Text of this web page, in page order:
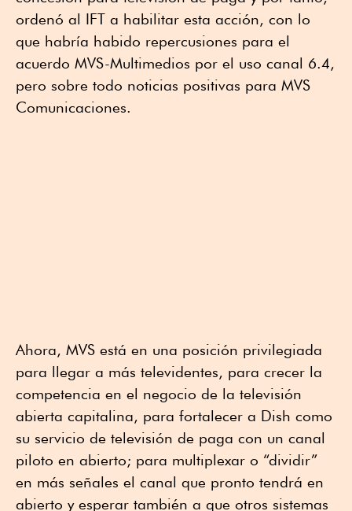
ordenó al IFT a habilitar esta acción, con lo
que habría habido repercusiones para el
acuerdo MVS-Multimedios por el uso canal 6.4,
pero sobre todo noticias positivas para MVS
Comunicaciones.
Ahora, MVS está en una posición privilegiada
para llegar a más televidentes, para crecer la
competencia en el negocio de la televisión
abierta capitalina, para fortalecer a Dish como
su servicio de televisión de paga con un canal
piloto en abierto; para multiplexar o “dividir”
en más señales el canal que pronto tendrá en
abierto y esperar también a que otros sistemas